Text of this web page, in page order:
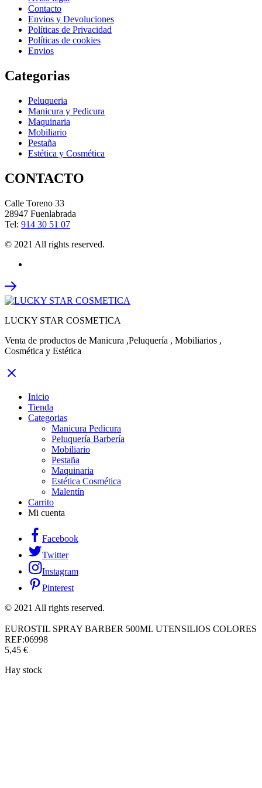
Contacto
Envios y Devoluciones
Políticas de Privacidad
Políticas de cookies
Envios
Categorias
Peluqueria
Manicura y Pedicura
Maquinaria
Mobiliario
Pestaña
Estética y Cosmética
CONTACTO
Calle Toreno 33
28947 Fuenlabrada
Tel: 914 30 51 07
© 2021 All rights reserved.
LUCKY STAR COSMETICA
Venta de productos de Manicura ,Peluquería , Mobiliarios ,
Cosmética y Estética
Inicio
Tienda
Categorias
Manicura Pedicura
Peluquería Barbería
Mobiliario
Pestaña
Maquinaria
Estética Cosmética
Malentín
Carrito
Mi cuenta
Facebook
Twitter
Instagram
Pinterest
© 2021 All rights reserved.
EUROSTIL SPRAY BARBER 500ML UTENSILIOS COLORES
REF:06998
5,45 €
Hay stock